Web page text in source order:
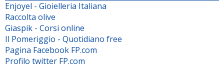
Enjoyel - Gioielleria Italiana
Raccolta olive
Giaspik - Corsi online
Il Pomeriggio - Quotidiano free
Pagina Facebook FP.com
Profilo twitter FP.com